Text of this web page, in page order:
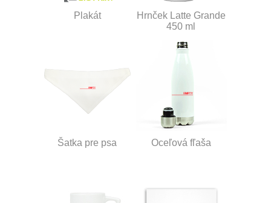
Plakát
Hrnček Latte Grande
450 ml
Šatka pre psa Oceľová fľaša